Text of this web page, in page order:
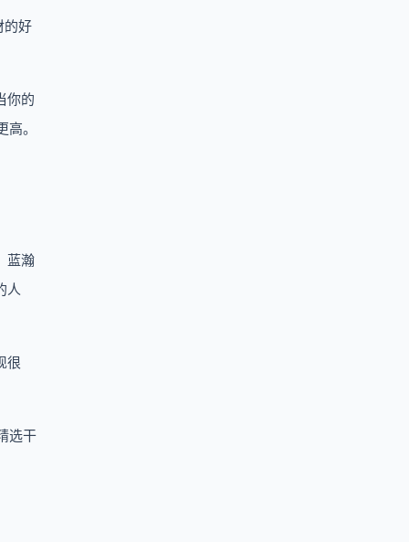
的好
你的
。
蓝瀚
人
很
选干